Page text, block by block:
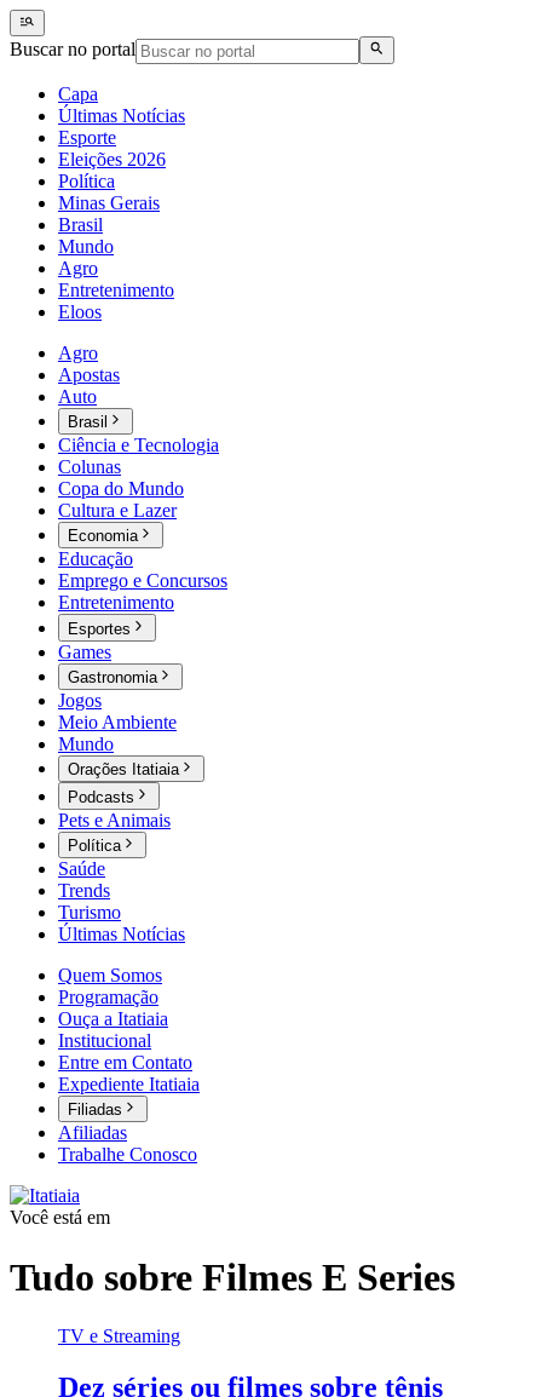
Buscar no portal
Capa
Últimas Notícias
Esporte
Eleições 2026
Política
Minas Gerais
Brasil
Mundo
Agro
Entretenimento
Eloos
Agro
Apostas
Auto
Brasil
Ciência e Tecnologia
Colunas
Copa do Mundo
Cultura e Lazer
Economia
Educação
Emprego e Concursos
Entretenimento
Esportes
Games
Gastronomia
Jogos
Meio Ambiente
Mundo
Orações Itatiaia
Podcasts
Pets e Animais
Política
Saúde
Trends
Turismo
Últimas Notícias
Quem Somos
Programação
Ouça a Itatiaia
Institucional
Entre em Contato
Expediente Itatiaia
Filiadas
Afiliadas
Trabalhe Conosco
Você está em
Tudo sobre Filmes E Series
TV e Streaming
Dez séries ou filmes sobre tênis